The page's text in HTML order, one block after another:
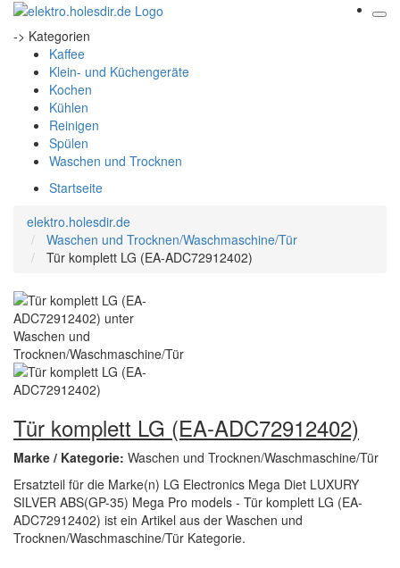
-> Kategorien
Kaffee
Klein- und Küchengeräte
Kochen
Kühlen
Reinigen
Spülen
Waschen und Trocknen
Startseite
elektro.holesdir.de
Waschen und Trocknen/Waschmaschine/Tür
Tür komplett LG (EA-ADC72912402)
Tür komplett LG (EA-ADC72912402)
Marke / Kategorie: Waschen und Trocknen/Waschmaschine/Tür
Ersatzteil für die Marke(n) LG Electronics Mega Diet LUXURY
SILVER ABS(GP-35) Mega Pro models - Tür komplett LG (EA-
ADC72912402) ist ein Artikel aus der Waschen und
Trocknen/Waschmaschine/Tür Kategorie.